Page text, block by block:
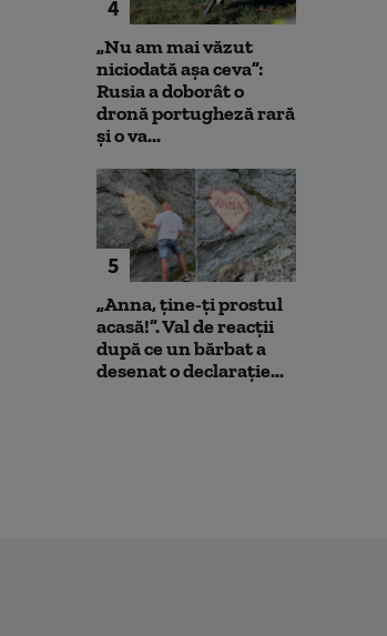
4
„Nu am mai văzut
niciodată așa ceva”:
Rusia a doborât o
dronă portugheză rară
și o va...
5
„Anna, ţine-ţi prostul
acasă!”. Val de reacții
după ce un bărbat a
desenat o declarație...